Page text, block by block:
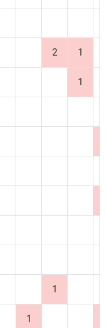
2 1
1
1
1